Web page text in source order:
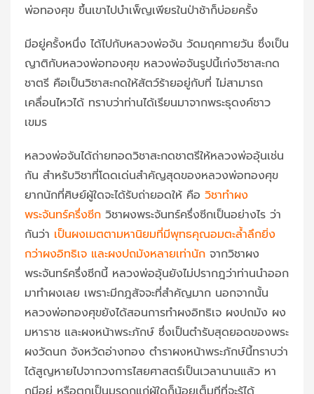
พ่อทองศุข ขึ้นเขาไปบำเพ็ญเพียรในป่าช้าก็บ่อยครั้ง
มีอยู่ครั้งหนึ่ง ได้ไปกับหลวงพ่อจัน วัดมฤคทายวัน ซึ่งเป็น
ญาติกับหลวงพ่อทองศุข หลวงพ่อจันรูปนี้เก่งวิชาสะกด
ชาตรี คือเป็นวิชาสะกดให้สัตว์ร้ายอยู่กับที่ ไม่สามารถ
เคลื่อนไหวได้ ทราบว่าท่านได้เรียนมาจากพระธุดงค์ชาว
เขมร
หลวงพ่อจันได้ถ่ายทอดวิชาสะกดชาตรีให้หลวงพ่ออุ้นเช่น
กัน สำหรับวิชาที่โดดเด่นสำคัญสุดของหลวงพ่อทองศุข
ยากนักที่ศิษย์ผู้ใดจะได้รับถ่ายอดให้ คือ วิชาทำผง
พระจันทร์ครึ่งซีก วิชาผงพระจันทร์ครึ่งซีกเป็นอย่างไร ว่า
กันว่า เป็นผงเมตตามหานิยมที่มีพุทธคุณอมตะล้ำลึกยิ่ง
กว่าผงอิทธิเจ และผงปถมังหลายเท่านัก จากวิชาผง
พระจันทร์ครึ่งซีกนี้ หลวงพ่ออุ้นยังไม่ปรากฎว่าท่านนำออก
มาทำผงเลย เพราะมีกฎสัจจะที่สำคัญมาก นอกจากนั้น
หลวงพ่อทองศุขยังได้สอนการทำผงอิทธิเจ ผงปถมัง ผง
มหาราช และผงหน้าพระภักษ์ ซึ่งเป็นตำรับสุดยอดของพระ
ผงวัดนก จังหวัดอ่างทอง ตำราผงหน้าพระภักษ์นี้ทราบว่า
ได้สูญหายไปจากวงการไสยศาสตร์เป็นเวลานานแล้ว หา